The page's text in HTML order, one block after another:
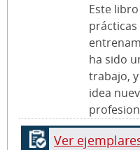
Este
ha sido
trabajo,
idea
Ver